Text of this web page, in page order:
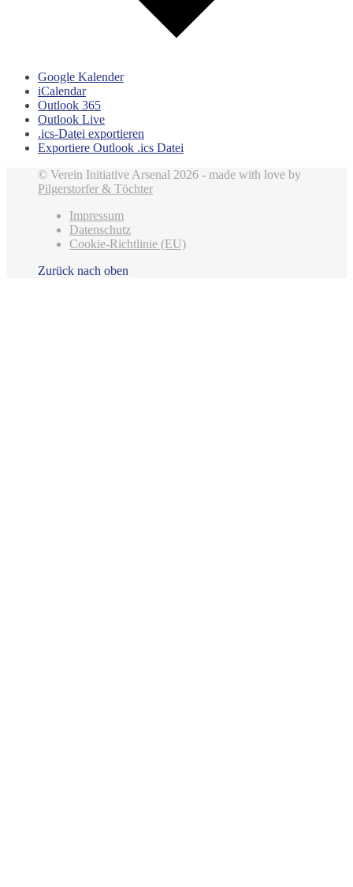
Google Kalender
iCalendar
Outlook 365
Outlook Live
.ics-Datei exportieren
Exportiere Outlook .ics Datei
© Verein Initiative Arsenal 2026 - made with love by
Pilgerstorfer & Töchter
Impressum
Datenschutz
Cookie-Richtlinie (EU)
Zurück nach oben